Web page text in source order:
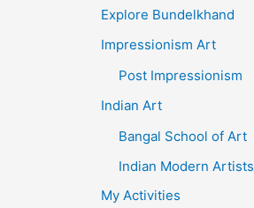
Explore Bundelkhand
Impressionism Art
Post Impressionism
Indian Art
Bangal School of Art
Indian Modern Artists
My Activities